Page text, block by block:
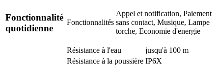
Fonctionnalité
quotidienne
Fonctionnalités
Appel et notification, Paiement
sans contact, Musique, Lampe
torche, Economie d'energie
Résistance à l'eau
jusqu'à 100 m
Résistance à la poussière IP6X